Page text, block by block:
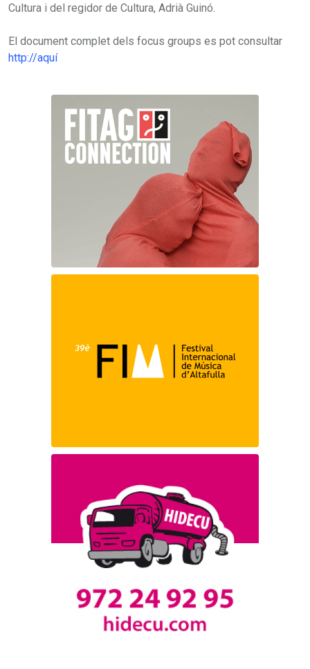
Cultura i del regidor de Cultura, Adrià Guinó.
El document complet dels focus groups es pot consultar
http://aquí